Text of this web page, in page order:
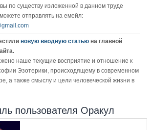
по существу изложенной в данном труде
отправлять на емейл:
новую вводную статью на главной
наше текущие восприятие и отношение к
Эзотерики, происходящему в современном
а также смыслу и цели человеческой жизни в
пользователя Оракул